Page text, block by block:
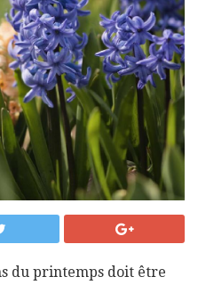
du printemps doit être